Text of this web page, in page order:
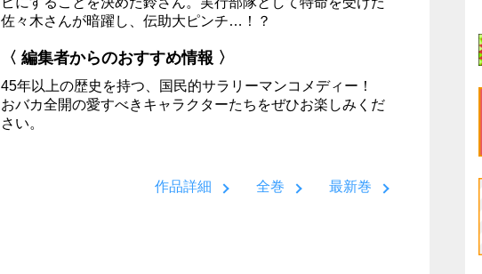
佐々木さんが暗躍し、伝助大ピンチ…！？
〈 編集者からのおすすめ情報 〉
45年以上の歴史を持つ、国民的サラリーマンコメディー！
おバカ全開の愛すべきキャラクターたちをぜひお楽しみくだ
さい。
作品詳細 全巻 最新巻